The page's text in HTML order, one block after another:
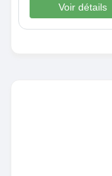
Voir détails